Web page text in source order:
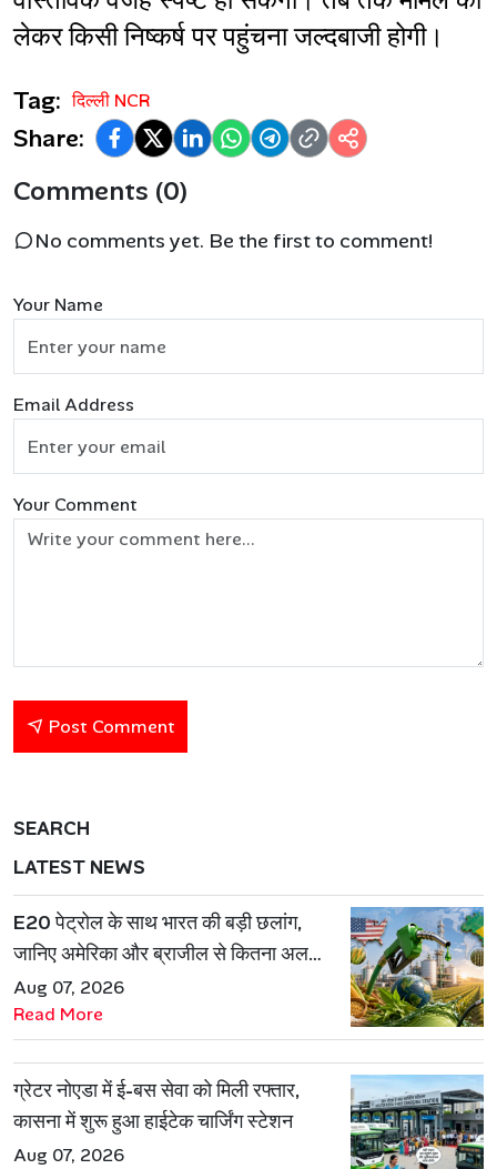
लेकर किसी निष्कर्ष पर पहुंचना जल्दबाजी होगी।
Tag: दिल्ली NCR
Share:
Comments (0)
No comments yet. Be the first to comment!
Your Name
Email Address
Your Comment
Post Comment
SEARCH
LATEST NEWS
E20 पेट्रोल के साथ भारत की बड़ी छलांग,
जानिए अमेरिका और ब्राजील से कितना अलग
है एथेनॉल मॉडल
Aug 07, 2026
Read More
ग्रेटर नोएडा में ई-बस सेवा को मिली रफ्तार,
कासना में शुरू हुआ हाईटेक चार्जिंग स्टेशन
Aug 07, 2026